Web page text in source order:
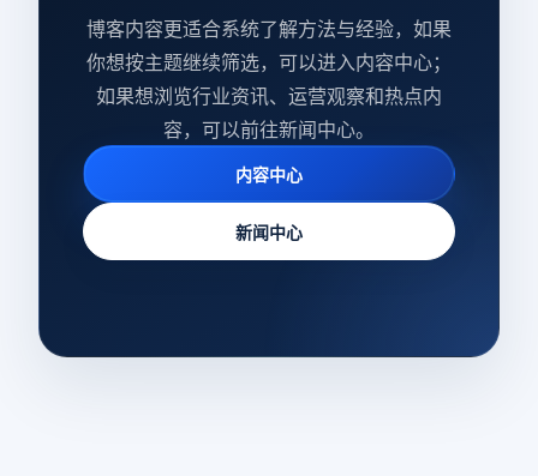
博客内容更适合系统了解方法与经验，如果
你想按主题继续筛选，可以进入内容中心；
如果想浏览行业资讯、运营观察和热点内
容，可以前往新闻中心。
内容中心
新闻中心